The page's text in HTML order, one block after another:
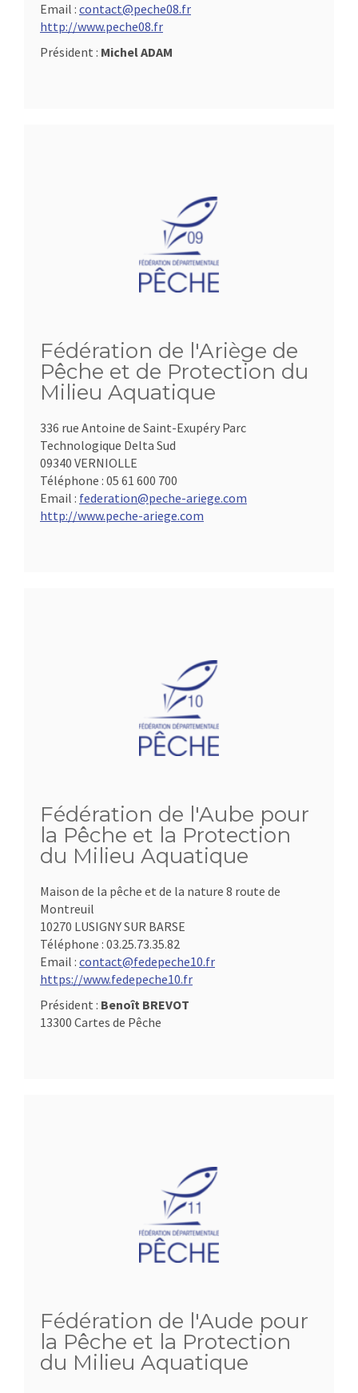
Email : contact@peche08.fr
http://www.peche08.fr
Président : Michel ADAM
Fédération de l'Ariège de
Pêche et de Protection du
Milieu Aquatique
336 rue Antoine de Saint-Exupéry Parc
Technologique Delta Sud
09340 VERNIOLLE
Téléphone : 05 61 600 700
Email : federation@peche-ariege.com
http://www.peche-ariege.com
Fédération de l'Aube pour
la Pêche et la Protection
du Milieu Aquatique
Maison de la pêche et de la nature 8 route de
Montreuil
10270 LUSIGNY SUR BARSE
Téléphone : 03.25.73.35.82
Email : contact@fedepeche10.fr
https://www.fedepeche10.fr
Président : Benoît BREVOT
13300 Cartes de Pêche
Fédération de l'Aude pour
la Pêche et la Protection
du Milieu Aquatique